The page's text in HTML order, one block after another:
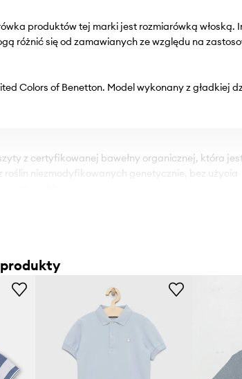
produktów tej marki jest rozmiarówką włoską.
różnić się od zamawianych ze względu na
Colors of Benetton. Model wykonany z gładkiej
z certyfikowanej bawełny organicznej, która
niezmodyfikowanych genetycznie, bez użycia
28 cm.
82 cm.